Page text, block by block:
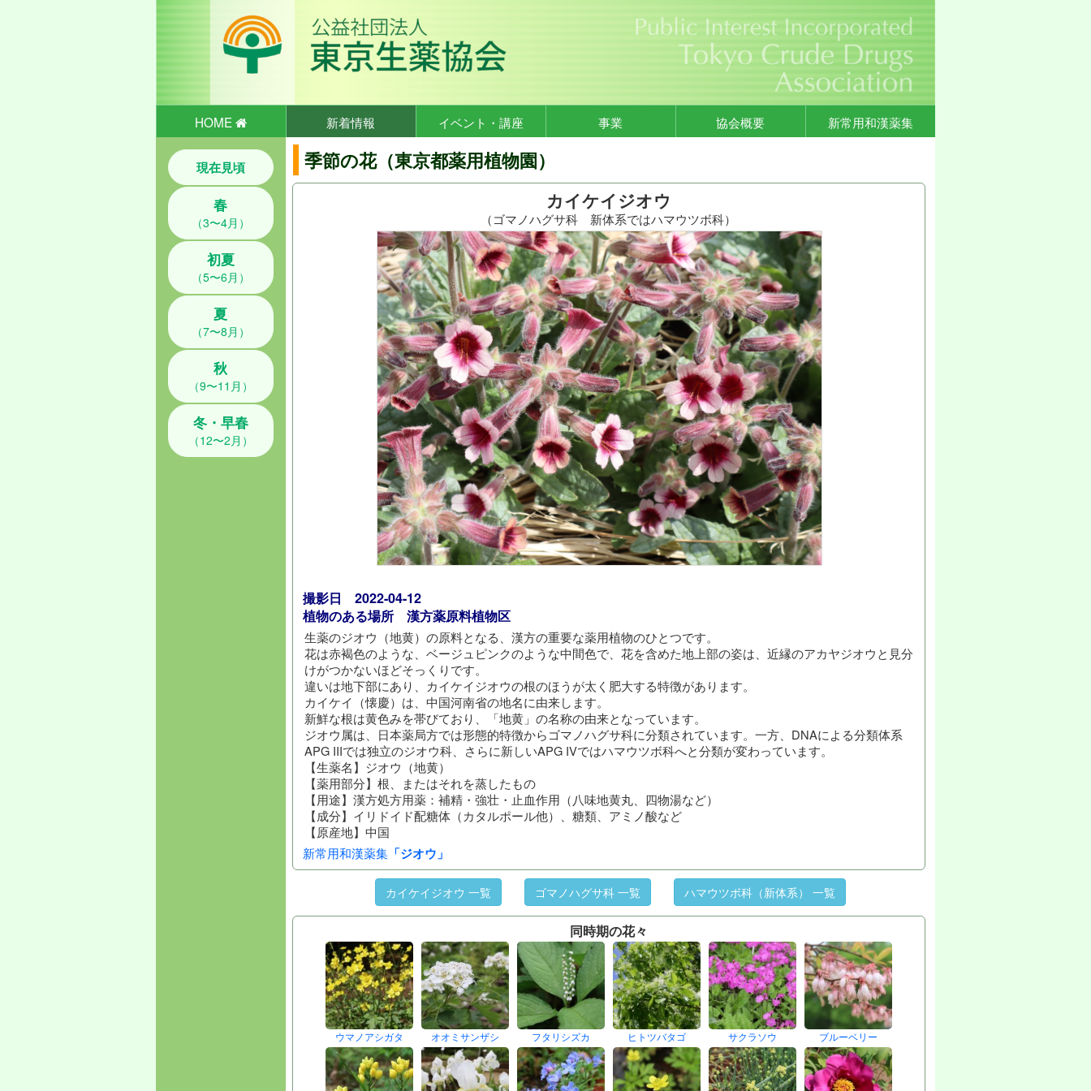
HOME 新着情報 イベント・講座 事業 協会概要 新常用和漢薬集
現在見頃
春
（3〜4月）
初夏
（5〜6月）
夏
（7〜8月）
秋
（9〜11月）
冬・早春
（12〜2月）
季節の花（東京都薬用植物園）
カイケイジオウ
（ゴマノハグサ科 新体系ではハマウツボ科）
撮影日 2022-04-12
植物のある場所 漢方薬原料植物区
生薬のジオウ（地黄）の原料となる、漢方の重要な薬用植物のひとつです。
花は赤褐色のような、ベージュピンクのような中間色で、花を含めた地上部の姿は、近縁のアカヤジオウと見分
けがつかないほどそっくりです。
違いは地下部にあり、カイケイジオウの根のほうが太く肥大する特徴があります。
カイケイ（懐慶）は、中国河南省の地名に由来します。
新鮮な根は黄色みを帯びており、「地黄」の名称の由来となっています。
ジオウ属は、日本薬局方では形態的特徴からゴマノハグサ科に分類されています。一方、DNAによる分類体系
APG IIIでは独立のジオウ科、さらに新しいAPG IVではハマウツボ科へと分類が変わっています。
【生薬名】ジオウ（地黄）
【薬用部分】根、またはそれを蒸したもの
【用途】漢方処方用薬：補精・強壮・止血作用（八味地黄丸、四物湯など）
【成分】イリドイド配糖体（カタルポール他）、糖類、アミノ酸など
【原産地】中国
新常用和漢薬集「ジオウ」
カイケイジオウ 一覧 ゴマノハグサ科 一覧 ハマウツボ科（新体系） 一覧
同時期の花々
ウマノアシガタ オオミサンザシ フタリシズカ ヒトツバタゴ サクラソウ ブルーベリー